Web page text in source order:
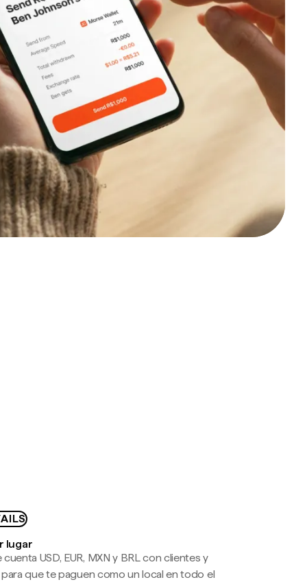
lugar
USD, EUR, MXN y BRL con clientes y
que te paguen como un local en todo el